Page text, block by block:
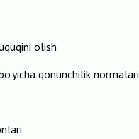
olish
qonunchilik normalari